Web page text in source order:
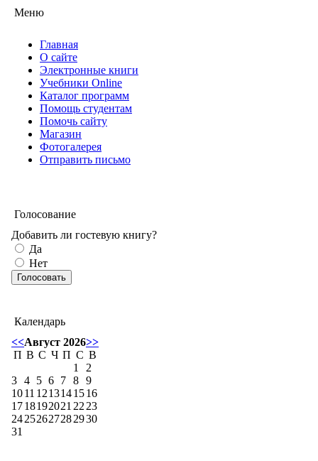
Меню
Главная
О сайте
Электронные книги
Учебники Online
Каталог программ
Помощь студентам
Помочь сайту
Магазин
Фотогалерея
Отправить письмо
Голосование
Добавить ли гостевую книгу?
Да
Нет
Календарь
<<Август 2026>>
П В С Ч П С В
1
2
3 4 5 6 7 8 9
1011 1213141516
1718192021 22 23
24252627282930
31